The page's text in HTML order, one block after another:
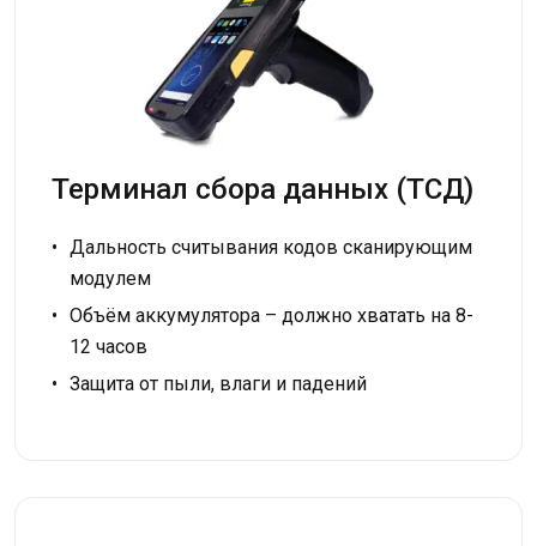
Терминал сбора данных (ТСД)
Дальность считывания кодов сканирующим
модулем
Объём аккумулятора – должно хватать на 8-
12 часов
Защита от пыли, влаги и падений